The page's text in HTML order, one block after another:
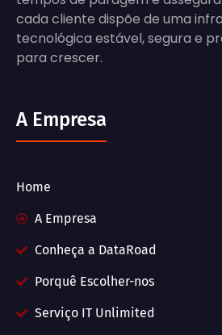
cada cliente dispõe de uma
tecnológica estável, segura e
para crescer.
A Empresa
Home
A Empresa
Conheça a DataRoad
Porquê Escolher-nos
Serviço IT Unlimited